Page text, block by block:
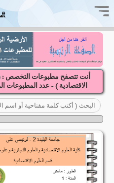
أنت تتصفح مطبوعات التخصص :
الاقتصادية ) - عدد المطبوعات